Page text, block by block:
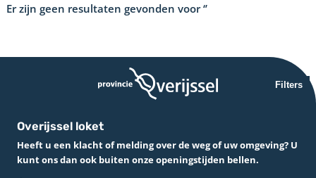
Er zijn geen resultaten gevonden voor‘’
Filters
Overijssel loket
Heeft u een klacht of melding over de weg of uw omgeving? U
kunt ons dan ook buiten onze openingstijden bellen.